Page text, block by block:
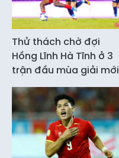
Thử thách chờ đợi
Hồng Lĩnh Hà Tĩnh ở 3
trận đầu mùa giải mới